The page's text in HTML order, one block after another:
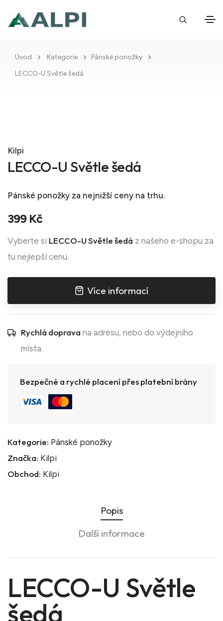
Úvod Kategorie
Pánské ponožky
LECCO-U Světle šedá
Kilpi
LECCO-U Světle šedá
Pánské ponožky za nejnižší ceny na trhu.
399 Kč
Vyberte si LECCO-U Světle šedá z našeho e-shopu za
tu nejlepší cenu.
Více informací
Rychlá doprava na adresu, nebo do výdejního
místa.
Bezpečné a rychlé placení přes platební brány
Kategorie: Pánské ponožky
Značka: Kilpi
Obchod: Kilpi
Popis
Další informace
LECCO-U Světle
šedá